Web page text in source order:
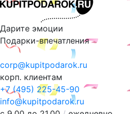
Дарите эмоции
Подарки-впечатления
corp@kupitpodarok.ru
корп. клиентам
+7 (495) 225-45-90
info@kupitpodarok.ru